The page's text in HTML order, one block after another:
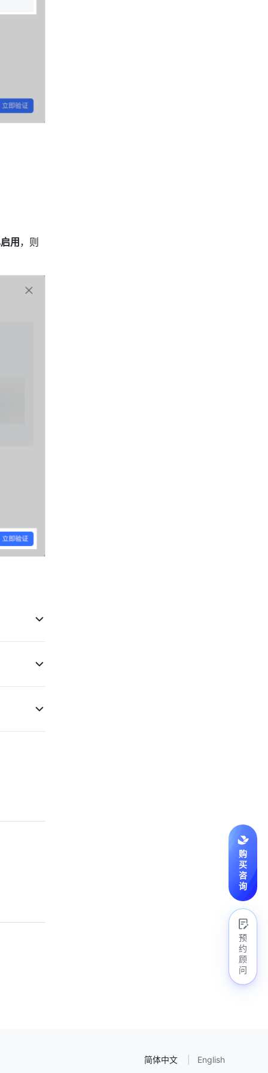
用 ，则
简体中文 English
购
买
咨
询
预
约
顾
问